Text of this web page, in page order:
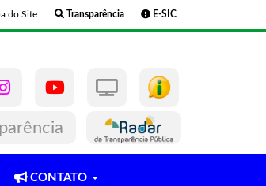
do Site Transparência E-SIC
CONTATO